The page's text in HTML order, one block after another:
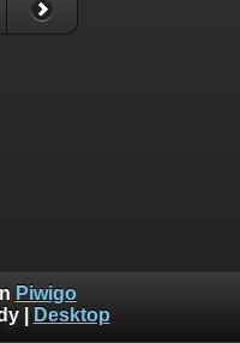
Piwigo
| Desktop